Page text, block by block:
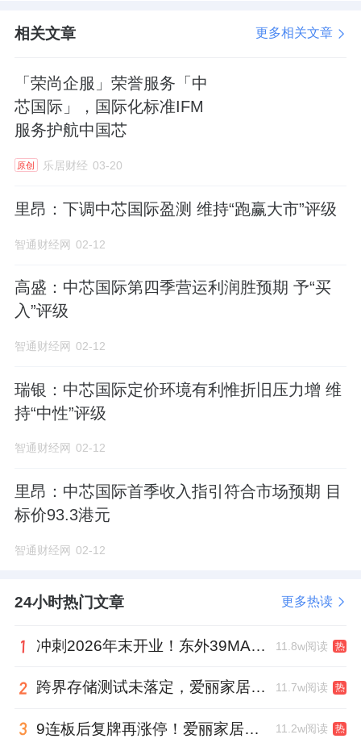
另外值得注意的是，就在灿芯股份的核心
式芯片定制服务企业芯原股份
2024年，灿芯股份的芯片量产业务和芯片
（包括芯片设计业务、量产业务收入）获得营
为明显，去年灿芯股份和芯原股份的该业务营
28.89%、增长47.18%。
其业务表现的差异或许来自两公司主攻行
业领域的不同。2024年灿芯股份营收贡献最高
的下游应用领域为消费电子行业，占比为
占比分别为25%、17%、11%，四个领域贡献
占比为35.24%，其次是消费电子、数据处理与
17.23%、15.01%，四领域占比超85%。
可见，双方都把物联网、消费电子作为业
绩基本盘进行布局，而芯原股份更多地在数据
相关文章 更多相关文章
「荣尚企服」荣誉服务「中
芯国际」，国际化标准IFM
服务护航中国芯
原创 乐居财经 03-20
里昂：下调中芯国际盈测 维持“跑赢大市”评级
智通财经网 02-12
高盛：中芯国际第四季营运利润胜预期 予“买
入”评级
智通财经网 02-12
瑞银：中芯国际定价环境有利惟折旧压力增 维
持“中性”评级
智通财经网 02-12
里昂：中芯国际首季收入指引符合市场预期 目
标价93.3港元
智通财经网 02-12
24小时热门文章 更多热读
冲刺2026年末开业！东外39MALL全球招商启幕，重构东直门商圈格局 11.8w阅读 热
跨界存储测试未落定，爱丽家居复牌前自揭多重风险 11.7w阅读 热
9连板后复牌再涨停！爱丽家居市盈率318倍，跨界收购案尚未落地 11.2w阅读 热